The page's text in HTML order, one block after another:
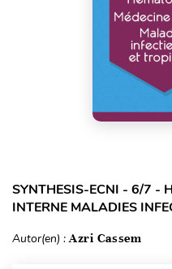
SYNTHESIS-ECNI - 6/7 -
INTERNE MALADIES
Autor(en) :Azri Cassem